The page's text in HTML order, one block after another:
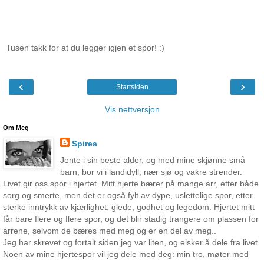
Tusen takk for at du legger igjen et spor! :)
‹ ›
Startsiden
Vis nettversjon
Om Meg
Spirea
Jente i sin beste alder, og med mine skjønne små
barn, bor vi i landidyll, nær sjø og vakre strender.
Livet gir oss spor i hjertet. Mitt hjerte bærer på mange arr, etter både
sorg og smerte, men det er også fylt av dype, uslettelige spor, etter
sterke inntrykk av kjærlighet, glede, godhet og legedom. Hjertet mitt
får bare flere og flere spor, og det blir stadig trangere om plassen for
arrene, selvom de bæres med meg og er en del av meg..
Jeg har skrevet og fortalt siden jeg var liten, og elsker å dele fra livet.
Noen av mine hjertespor vil jeg dele med deg: min tro, møter med